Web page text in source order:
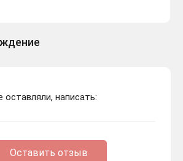
написать:
Оставить отзыв